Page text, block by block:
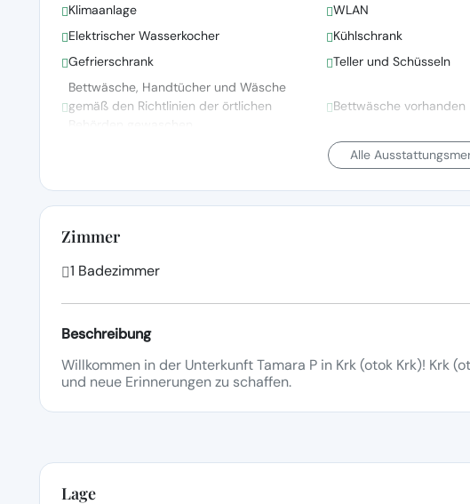
Klimaanlage WLAN
Elektrischer Wasserkocher
Kühlschrank
Gefrierschrank
Teller und Schüsseln
Bettwäsche, Handtücher und Wäsche
gemäß den Richtlinien der örtlichen
Bettwäsche vorhanden
Alle
Zimmer
1 Badezimmer
Beschreibung
Willkommen in der Unterkunft Tamara P in Krk (otok Krk)! Krk
und neue Erinnerungen zu schaffen.
Lage